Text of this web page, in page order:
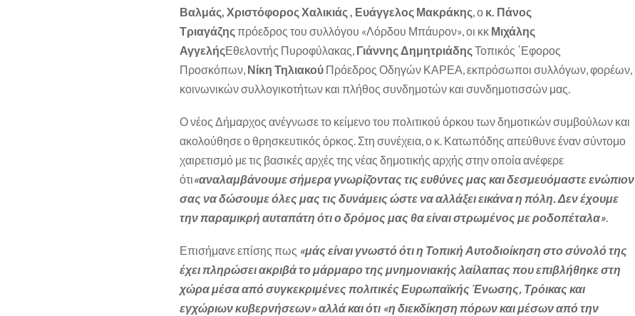
Βαλμάς, Χριστόφορος Χαλικιάς , Ευάγγελος Μακράκης , ο κ. Πάνος
Τριαγάζης πρόεδρος του συλλόγου «Λόρδου Μπάυρον», οι κκ Μιχάλης
ΑγγελήςΕθελοντής Πυροφύλακας, Γιάννης Δημητριάδης Τοπικός ΄Εφορος
Προσκόπων, Νίκη Τηλιακού Πρόεδρος Οδηγών ΚΑΡΕΑ, εκπρόσωποι συλλόγων, φορέων,
κοινωνικών συλλογικοτήτων και πλήθος συνδημοτών και συνδημοτισσών μας.
Ο νέος Δήμαρχος ανέγνωσε το κείμενο του πολιτικού όρκου των δημοτικών συμβούλων και
ακολούθησε ο θρησκευτικός όρκος. Στη συνέχεια, ο κ. Κατωπόδης απεύθυνε έναν σύντομο
χαιρετισμό με τις βασικές αρχές της νέας δημοτικής αρχής στην οποία ανέφερε
ότι«αναλαμβάνουμε σήμερα γνωρίζοντας τις ευθύνες μας και δεσμευόμαστε ενώπιον
σας να δώσουμε όλες μας τις δυνάμεις ώστε να αλλάξει εικάνα η πόλη. Δεν έχουμε
την παραμικρή αυταπάτη ότι ο δρόμος μας θα είναι στρωμένος με ροδοπέταλα».
Επισήμανε επίσης πως «μάς είναι γνωστό ότι η Τοπική Αυτοδιοίκηση στο σύνολό της
έχει πληρώσει ακριβά το μάρμαρο της μνημονιακής λαίλαπας που επιβλήθηκε στη
χώρα μέσα από συγκεκριμένες πολιτικές Ευρωπαϊκής Ένωσης, Τρόικας και
εγχώριων κυβερνήσεων» αλλά και ότι «η διεκδίκηση πόρων και μέσων από την